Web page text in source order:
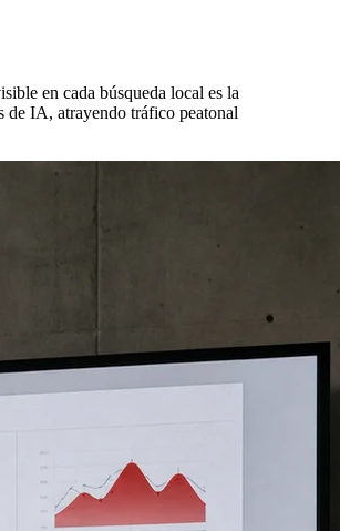
en cada búsqueda local es la
de IA, atrayendo tráfico peatonal